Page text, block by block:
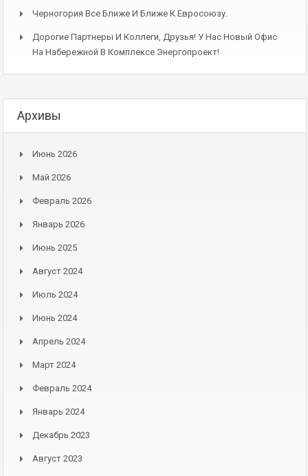
Черногория Все Ближе И Ближе К Евросоюзу.
Дорогие Партнеры И Коллеги, Друзья! У Нас Новый Офис
На Набережной В Комплексе Энергопроект!
Архивы
Июнь 2026
Май 2026
Февраль 2026
Январь 2026
Июнь 2025
Август 2024
Июль 2024
Июнь 2024
Апрель 2024
Март 2024
Февраль 2024
Январь 2024
Декабрь 2023
Август 2023